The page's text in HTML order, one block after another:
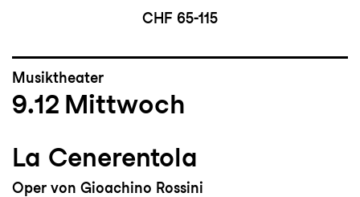
CHF 65-115
Musiktheater
9.12 Mittwoch
La Cenerentola
Oper von Gioachino Rossini